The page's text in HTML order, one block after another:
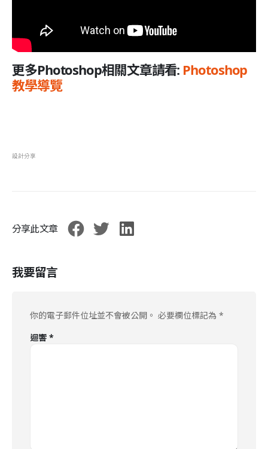
更多Photoshop相關文章請看: Photoshop
教學導覽
設計分享
分享此文章
我要留言
你的電子郵件位址並不會被公開。 必要欄位標記為 *
迴響 *